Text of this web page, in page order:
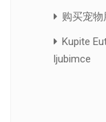
购买宠物
Kupite
ljubimce